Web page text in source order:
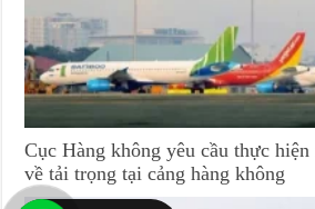
Cục Hàng không yêu cầu thực
về tải trọng tại cảng hàng không